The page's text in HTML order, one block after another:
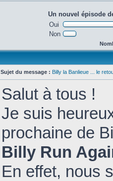
Un nouvel épisode
Oui
Non
Sujet du message : Billy la Banlieue ... le
Salut à tous !
Je suis
prochaine de
Billy Run
En effet, nous